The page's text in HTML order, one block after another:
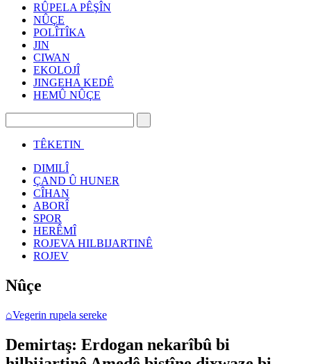
RÛPELA PÊŞÎN
NÛÇE
POLÎTÎKA
JIN
CIWAN
EKOLOJÎ
JINGEHA KEDÊ
HEMÛ NÛÇE
TÊKETIN
DIMILÎ
ÇAND Û HUNER
CÎHAN
ABORÎ
SPOR
HERÊMÎ
ROJEVA HILBIJARTINÊ
ROJEV
Nûçe
⌂Vegerin rupela sereke
Demirtaş: Erdogan nekarîbû bi